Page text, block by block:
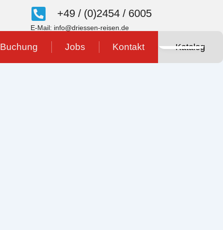
+49 / (0)2454 / 6005
E-Mail: info@driessen-reisen.de
Buchung Jobs Kontakt Katalog
Gallery